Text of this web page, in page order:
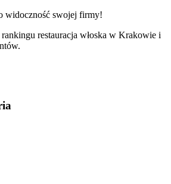
widoczność swojej firmy!
restauracja włoska w Krakowie i